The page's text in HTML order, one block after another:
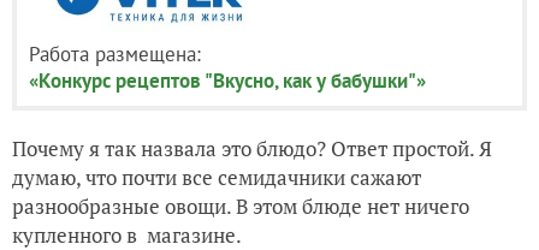
Работа размещена:
«Конкурс рецептов "Вкусно, как у бабушки"»
Почему я так назвала это блюдо? Ответ простой. Я
думаю, что почти все семидачники сажают
разнообразные овощи. В этом блюде нет ничего
купленного в магазине.